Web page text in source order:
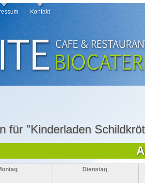
Kontakt
für "Kinderladen
Dienstag